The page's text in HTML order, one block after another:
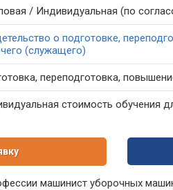
/ Индивидуальная (по
о подготовке,
(служащего)
переподготовка,
стоимость обучения
машинист уборочных